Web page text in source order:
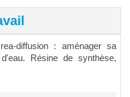
diffusion : aménager sa
Résine de synthèse,